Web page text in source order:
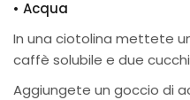
• Acqua
In una ciotolina mettete
caffè solubile e due
Aggiungete un goccio di